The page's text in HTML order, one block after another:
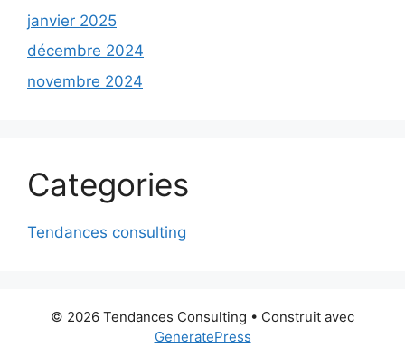
janvier 2025
décembre 2024
novembre 2024
Categories
Tendances consulting
© 2026 Tendances Consulting • Construit avec
GeneratePress